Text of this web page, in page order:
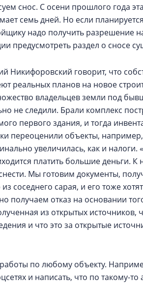
снос. С осени прошлого года
семь дней. Но если
надо получить разрешение
предусмотреть раздел о сносе
Никифоровский говорит, что
реальных планов на новое
владельцев земли под
не следили. Брали комплекс
первого здания, и тогда
переоценили объекты,
увеличилась, как и налоги.
платить большие деньги.
Мы готовим документы,
соседнего сарая, и его тоже
получаем отказ на основании
из открытых источников,
и что это за открытые
по любому объекту.
и написать, что по такому-то